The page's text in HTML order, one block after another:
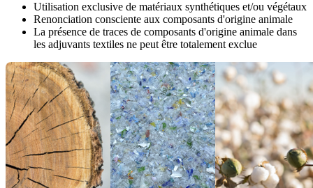
Utilisation exclusive de matériaux synthétiques et/ou végétaux
Renonciation consciente aux composants d'origine animale
La présence de traces de composants d'origine animale dans
les adjuvants textiles ne peut être totalement exclue